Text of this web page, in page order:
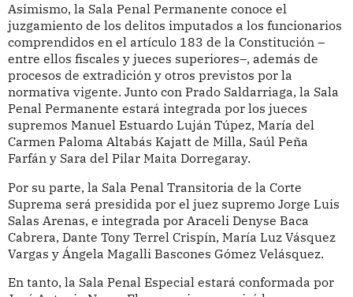
Asimismo, la Sala Penal Permanente conoce el
juzgamiento de los delitos imputados a los funcionarios
comprendidos en el artículo 183 de la Constitución –
entre ellos fiscales y jueces superiores–, además de
procesos de extradición y otros previstos por la
normativa vigente. Junto con Prado Saldarriaga, la Sala
Penal Permanente estará integrada por los jueces
supremos Manuel Estuardo Luján Túpez, María del
Carmen Paloma Altabás Kajatt de Milla, Saúl Peña
Farfán y Sara del Pilar Maita Dorregaray.
Por su parte, la Sala Penal Transitoria de la Corte
Suprema será presidida por el juez supremo Jorge Luis
Salas Arenas, e integrada por Araceli Denyse Baca
Cabrera, Dante Tony Terrel Crispín, María Luz Vásquez
Vargas y Ángela Magalli Bascones Gómez Velásquez.
En tanto, la Sala Penal Especial estará conformada por